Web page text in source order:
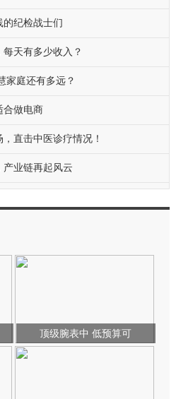
纪检战士们
天有多少收入？
家庭还有多远？
合做电商
直击中医诊疗情况！
产业链再起风云
顶级腕表中 低预算可